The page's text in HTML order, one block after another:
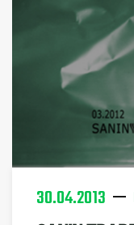
30.04.2013